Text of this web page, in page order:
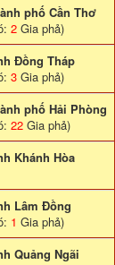
phố Cần Thơ
2 Gia phả)
Đồng Tháp
3 Gia phả)
phố Hải Phòng
22 Gia phả)
Khánh Hòa
Lâm Đồng
1 Gia phả)
Quảng Ngãi